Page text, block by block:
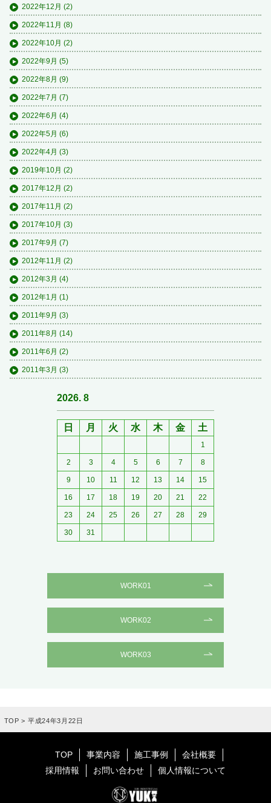
2022年12月 (2)
2022年11月 (8)
2022年10月 (2)
2022年9月 (5)
2022年8月 (9)
2022年7月 (7)
2022年6月 (4)
2022年5月 (6)
2022年4月 (3)
2019年10月 (2)
2017年12月 (2)
2017年11月 (2)
2017年10月 (3)
2017年9月 (7)
2012年11月 (2)
2012年3月 (4)
2012年1月 (1)
2011年9月 (3)
2011年8月 (14)
2011年6月 (2)
2011年3月 (3)
2026. 8
日 月 火 水 木 金 土
1
2 3 4 5 6 7 8
9 10 11 12 13 14 15
16 17 18 19 20 21 22
23 24 25 26 27 28 29
30 31
WORK01
WORK02
WORK03
TOP > 平成24年3月22日
TOP 事業内容 施工事例
会社概要
採用情報
お問い合わせ 個人情報について